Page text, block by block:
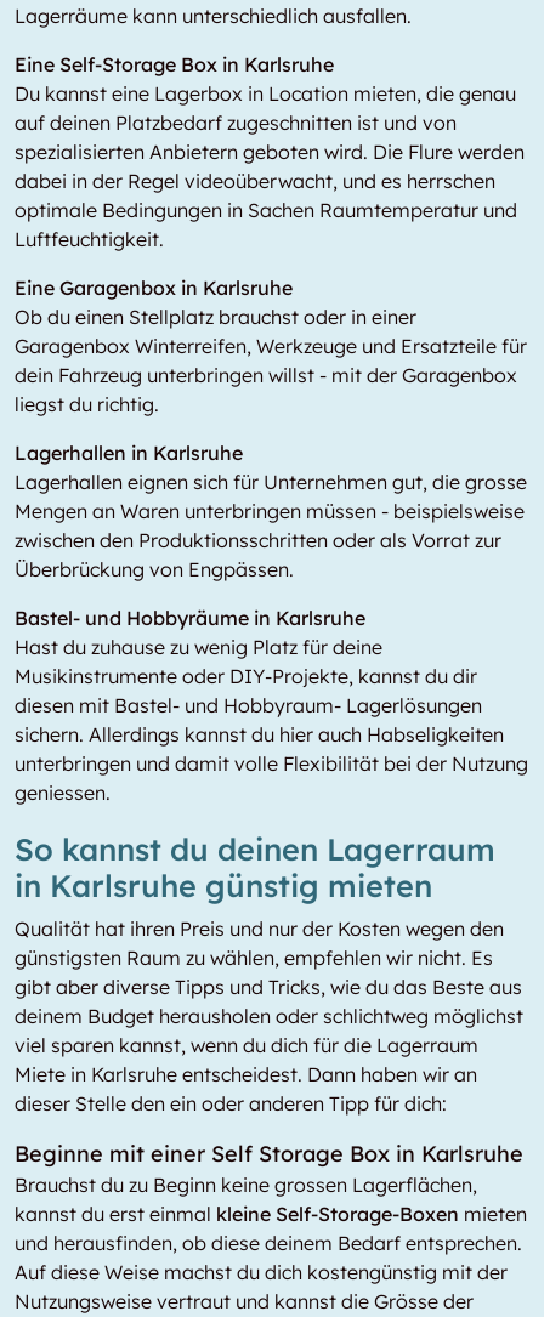
Lagerräume kann unterschiedlich ausfallen.
Eine Self-Storage Box in Karlsruhe
Du kannst eine Lagerbox in Location mieten, die genau
auf deinen Platzbedarf zugeschnitten ist und von
spezialisierten Anbietern geboten wird. Die Flure werden
dabei in der Regel videoüberwacht, und es herrschen
optimale Bedingungen in Sachen Raumtemperatur und
Luftfeuchtigkeit.
Eine Garagenbox in Karlsruhe
Ob du einen Stellplatz brauchst oder in einer
Garagenbox Winterreifen, Werkzeuge und Ersatzteile für
dein Fahrzeug unterbringen willst - mit der Garagenbox
liegst du richtig.
Lagerhallen in Karlsruhe
Lagerhallen eignen sich für Unternehmen gut, die grosse
Mengen an Waren unterbringen müssen - beispielsweise
zwischen den Produktionsschritten oder als Vorrat zur
Überbrückung von Engpässen.
Bastel- und Hobbyräume in Karlsruhe
Hast du zuhause zu wenig Platz für deine
Musikinstrumente oder DIY-Projekte, kannst du dir
diesen mit Bastel- und Hobbyraum- Lagerlösungen
sichern. Allerdings kannst du hier auch Habseligkeiten
unterbringen und damit volle Flexibilität bei der Nutzung
geniessen.
So kannst du deinen Lagerraum
in Karlsruhe günstig mieten
Qualität hat ihren Preis und nur der Kosten wegen den
günstigsten Raum zu wählen, empfehlen wir nicht. Es
gibt aber diverse Tipps und Tricks, wie du das Beste aus
deinem Budget herausholen oder schlichtweg möglichst
viel sparen kannst, wenn du dich für die Lagerraum
Miete in Karlsruhe entscheidest. Dann haben wir an
dieser Stelle den ein oder anderen Tipp für dich:
Beginne mit einer Self Storage Box in Karlsruhe
Brauchst du zu Beginn keine grossen Lagerflächen,
kannst du erst einmal kleine Self-Storage-Boxen mieten
und herausfinden, ob diese deinem Bedarf entsprechen.
Auf diese Weise machst du dich kostengünstig mit der
Nutzungsweise vertraut und kannst die Grösse der